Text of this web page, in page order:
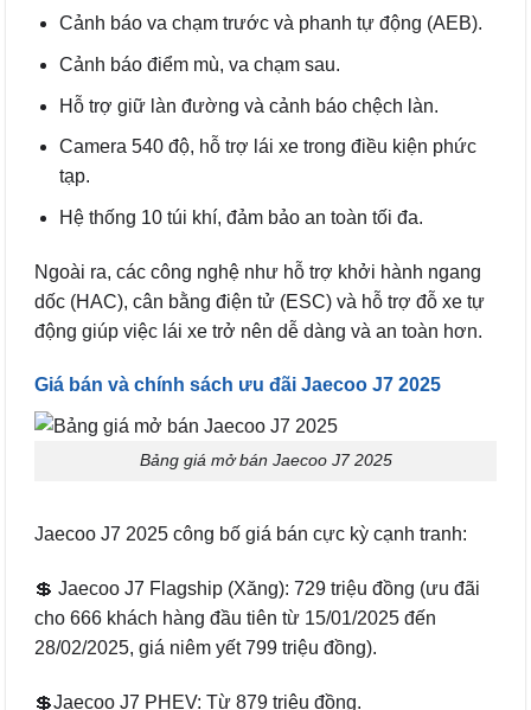
Cảnh báo va chạm trước và phanh tự động (AEB).
Cảnh báo điểm mù, va chạm sau.
Hỗ trợ giữ làn đường và cảnh báo chệch làn.
Camera 540 độ, hỗ trợ lái xe trong điều kiện phức
tạp.
Hệ thống 10 túi khí, đảm bảo an toàn tối đa.
Ngoài ra, các công nghệ như hỗ trợ khởi hành ngang
dốc (HAC), cân bằng điện tử (ESC) và hỗ trợ đỗ xe tự
động giúp việc lái xe trở nên dễ dàng và an toàn hơn.
Giá bán và chính sách ưu đãi Jaecoo J7 2025
Bảng giá mở bán Jaecoo J7 2025
Jaecoo J7 2025 công bố giá bán cực kỳ cạnh tranh:
💲 Jaecoo J7 Flagship (Xăng): 729 triệu đồng (ưu đãi
cho 666 khách hàng đầu tiên từ 15/01/2025 đến
28/02/2025, giá niêm yết 799 triệu đồng).
💲Jaecoo J7 PHEV: Từ 879 triệu đồng.